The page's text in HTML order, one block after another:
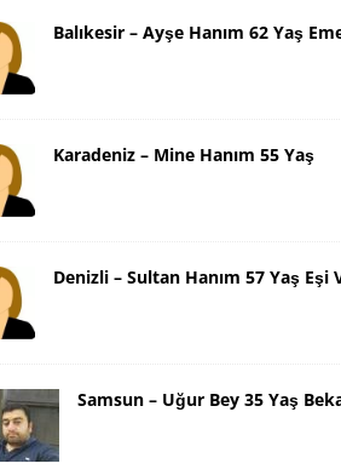
Balıkesir – Ayşe Hanım 62 Yaş
Karadeniz – Mine Hanım 55 Yaş
Denizli – Sultan Hanım 57 Yaş Eşi
Samsun – Uğur Bey 35 Yaş